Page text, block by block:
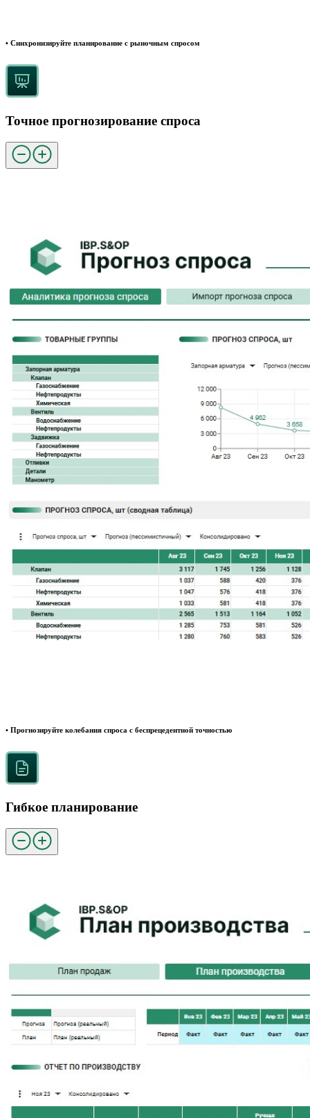
• Синхронизируйте планирование с рыночным спросом
Точное прогнозирование спроса
• Прогнозируйте колебания спроса с беспрецедентной точностью
Гибкое планирование